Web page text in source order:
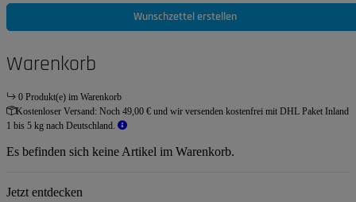
Wunschzettel erstellen
Warenkorb
0 Produkt(e) im Warenkorb
Kostenloser Versand: Noch 49,00 € und wir versenden kostenfrei mit DHL Paket Inland
1 bis 5 kg nach Deutschland.
Es befinden sich keine Artikel im Warenkorb.
Jetzt entdecken